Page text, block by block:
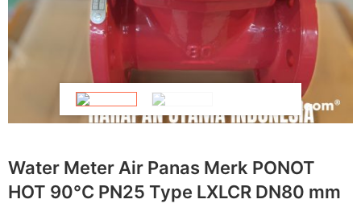
Water Meter Air Panas Merk PONOT
HOT 90°C PN25 Type LXLCR DN80 mm